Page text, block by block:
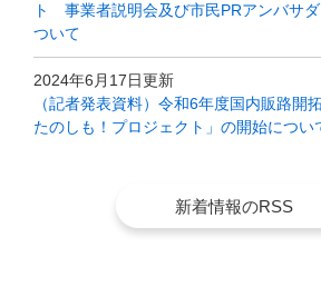
ト 事業者説明会及び市民PRアンバサ
ついて
2024年6月17日更新
（記者発表資料）令和6年度国内販路開
たのしも！プロジェクト」の開始につい
新着情報のRSS